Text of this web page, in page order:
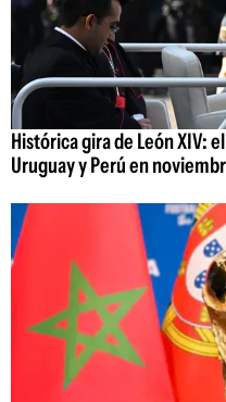
Histórica gira de León XIV:
Uruguay y Perú en